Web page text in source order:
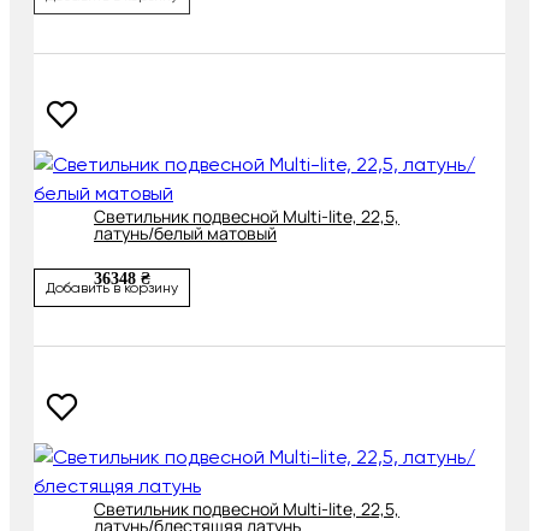
Светильник подвесной Multi-lite, 22,5,
латунь/белый матовый
36348 ₴
Добавить в корзину
Светильник подвесной Multi-lite, 22,5,
латунь/блестящяя латунь